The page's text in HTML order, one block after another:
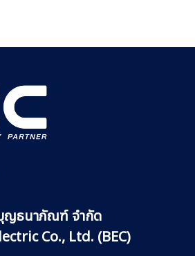
ญธนาภัณฑ์ จำกัด
Co., Ltd. (BEC)